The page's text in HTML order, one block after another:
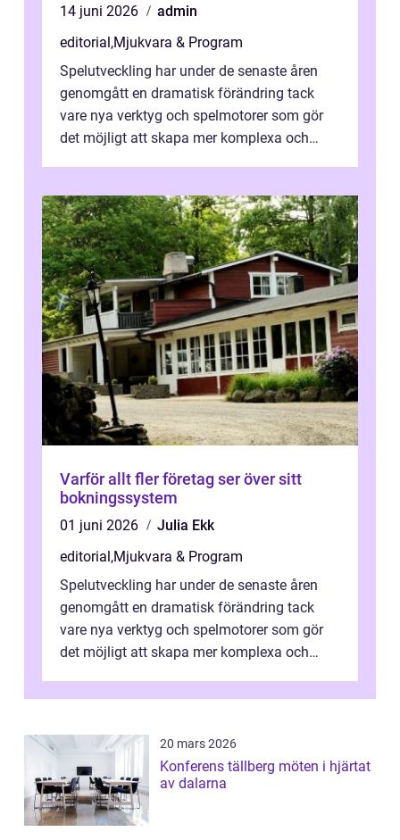
14 juni 2026
admin
editorial,Mjukvara & Program
Spelutveckling har under de senaste åren
genomgått en dramatisk förändring tack
vare nya verktyg och spelmotorer som gör
det möjligt att skapa mer komplexa och
Varför allt fler företag ser över sitt
bokningssystem
01 juni 2026
Julia Ekk
editorial,Mjukvara & Program
Spelutveckling har under de senaste åren
genomgått en dramatisk förändring tack
vare nya verktyg och spelmotorer som gör
det möjligt att skapa mer komplexa och
20 mars 2026
Konferens tällberg möten i hjärtat
av dalarna